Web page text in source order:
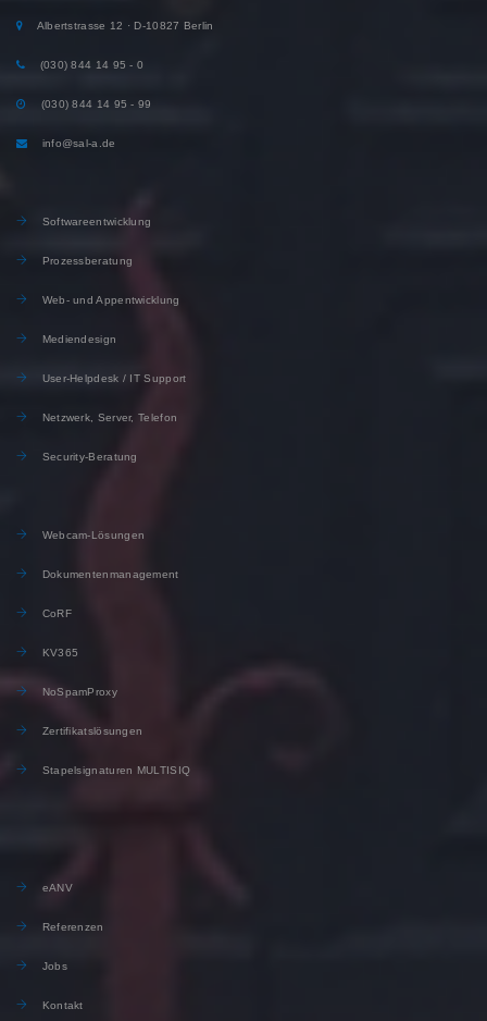
Albertstrasse 12 · D-10827 Berlin
(030) 844 14 95 - 0
(030) 844 14 95 - 99
info@sal-a.de
Softwareentwicklung
Prozessberatung
Web- und Appentwicklung
Mediendesign
User-Helpdesk / IT Support
Netzwerk, Server, Telefon
Security-Beratung
Webcam-Lösungen
Dokumentenmanagement
CoRF
KV365
NoSpamProxy
Zertifikatslösungen
Stapelsignaturen MULTISIQ
eANV
Referenzen
Jobs
Kontakt